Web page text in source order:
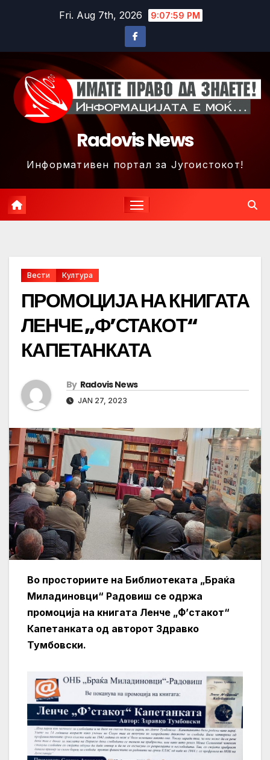
Fri. Aug 7th, 2026 9:08:02 PM
Radovis News
Информативен портал за Југоистокот!
Вести Култура
ПРОМОЦИЈА НА КНИГАТА
ЛЕНЧЕ „Ф’СТАКОТ“
КАПЕТАНКАТА
By Radovis News
JAN 27, 2023
Во просториите на Библиотеката „Браќа
Миладиновци“ Радовиш се одржа
промоција на книгата Ленче „Ф’стакот“
Капетанката од авторот Здравко
Тумбовски.